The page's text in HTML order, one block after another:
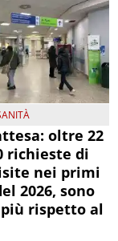
oltre 22
richieste di
nei primi
2026, sono
più rispetto al